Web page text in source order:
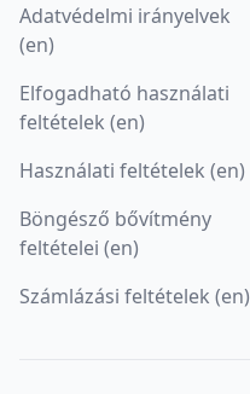
Adatvédelmi irányelvek
(en)
Elfogadható használati
feltételek (en)
Használati feltételek (en)
Böngésző bővítmény
feltételei (en)
Számlázási feltételek (en)